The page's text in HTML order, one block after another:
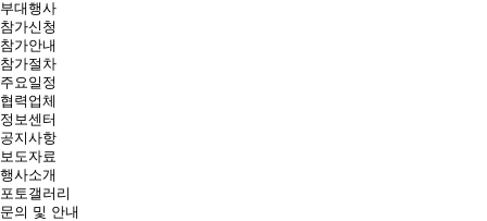
부대행사
참가신청
참가안내
참가절차
주요일정
협력업체
정보센터
공지사항
보도자료
행사소개
포토갤러리
문의 및 안내